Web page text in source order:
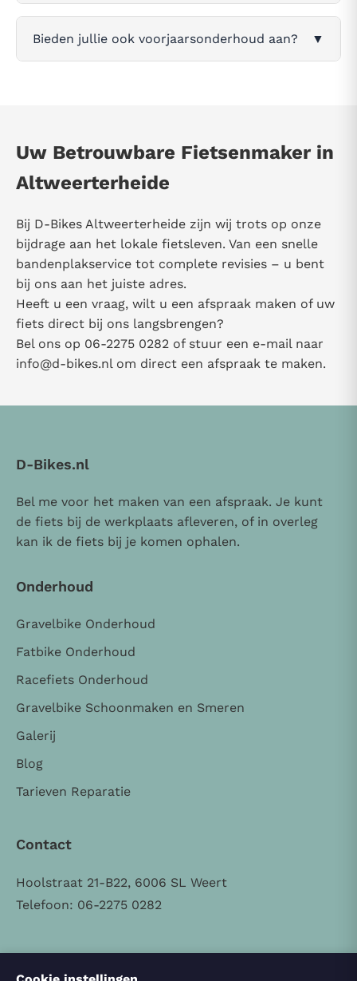
Bieden jullie ook voorjaarsonderhoud aan? ▼
Uw Betrouwbare Fietsenmaker in
Altweerterheide
Bij D-Bikes Altweerterheide zijn wij trots op onze
bijdrage aan het lokale fietsleven. Van een snelle
bandenplakservice tot complete revisies – u bent
bij ons aan het juiste adres.
Heeft u een vraag, wilt u een afspraak maken of uw
fiets direct bij ons langsbrengen?
Bel ons op 06-2275 0282 of stuur een e-mail naar
info@d-bikes.nl om direct een afspraak te maken.
D-Bikes.nl
Bel me voor het maken van een afspraak. Je kunt
de fiets bij de werkplaats afleveren, of in overleg
kan ik de fiets bij je komen ophalen.
Onderhoud
Gravelbike Onderhoud
Fatbike Onderhoud
Racefiets Onderhoud
Gravelbike Schoonmaken en Smeren
Galerij
Blog
Tarieven Reparatie
Contact
Hoolstraat 21-B22, 6006 SL Weert
Telefoon: 06-2275 0282